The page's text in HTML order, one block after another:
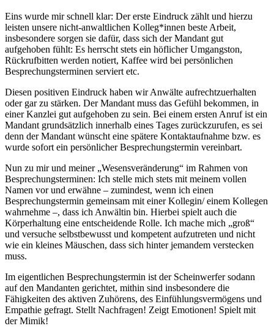
Eins wurde mir schnell klar: Der erste Eindruck zählt und hierzu
leisten unsere nicht-anwaltlichen Kolleg*innen beste Arbeit,
insbesondere sorgen sie dafür, dass sich der Mandant gut
aufgehoben fühlt: Es herrscht stets ein höflicher Umgangston,
Rückrufbitten werden notiert, Kaffee wird bei persönlichen
Besprechungsterminen serviert etc.
Diesen positiven Eindruck haben wir Anwälte aufrechtzuerhalten
oder gar zu stärken. Der Mandant muss das Gefühl bekommen, in
einer Kanzlei gut aufgehoben zu sein. Bei einem ersten Anruf ist ein
Mandant grundsätzlich innerhalb eines Tages zurückzurufen, es sei
denn der Mandant wünscht eine spätere Kontaktaufnahme bzw. es
wurde sofort ein persönlicher Besprechungstermin vereinbart.
Nun zu mir und meiner „Wesensveränderung“ im Rahmen von
Besprechungsterminen: Ich stelle mich stets mit meinem vollen
Namen vor und erwähne – zumindest, wenn ich einen
Besprechungstermin gemeinsam mit einer Kollegin/ einem Kollegen
wahrnehme –, dass ich Anwältin bin. Hierbei spielt auch die
Körperhaltung eine entscheidende Rolle. Ich mache mich „groß“
und versuche selbstbewusst und kompetent aufzutreten und nicht
wie ein kleines Mäuschen, dass sich hinter jemandem verstecken
muss.
Im eigentlichen Besprechungstermin ist der Scheinwerfer sodann
auf den Mandanten gerichtet, mithin sind insbesondere die
Fähigkeiten des aktiven Zuhörens, des Einfühlungsvermögens und
Empathie gefragt. Stellt Nachfragen! Zeigt Emotionen! Spielt mit
der Mimik!